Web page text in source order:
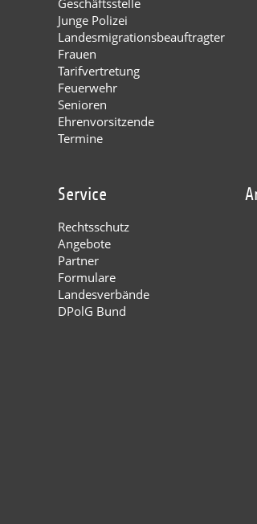
Geschäftsstelle
Junge Polizei
Landesmigrationsbeauftragter
Frauen
Tarifvertretung
Feuerwehr
Senioren
Ehrenvorsitzende
Termine
Service
Rechtsschutz
Angebote
Partner
Formulare
Landesverbände
DPolG Bund